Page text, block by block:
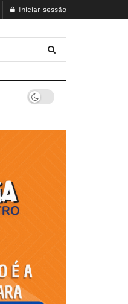
Iniciar sessão